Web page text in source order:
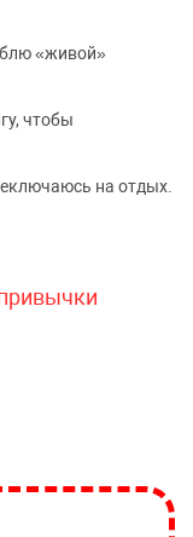
«живой»
чтобы
на отдых.